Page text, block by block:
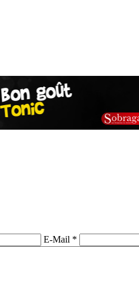
E-Mail *